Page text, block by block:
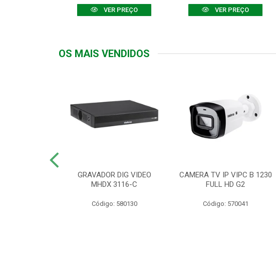
VER PREÇO VER PREÇO
OS MAIS VENDIDOS
GRAVADOR DIG VIDEO
MHDX 3116-C
Código: 580130
CAMERA TV IP VIPC B 1230
FULL HD G2
Código: 570041